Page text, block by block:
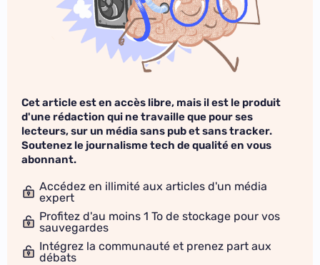
Cet article est en accès libre, mais il est le produit
d'une rédaction qui ne travaille que pour ses
lecteurs, sur un média sans pub et sans tracker.
Soutenez le journalisme tech de qualité en vous
abonnant.
Accédez en illimité aux articles d'un média
expert
Profitez d'au moins 1 To de stockage pour vos
sauvegardes
Intégrez la communauté et prenez part aux
débats